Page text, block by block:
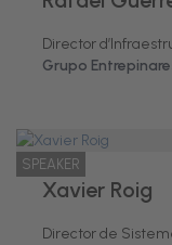
Director
Grupo
SPEAKER
Xavier Roig
Director de